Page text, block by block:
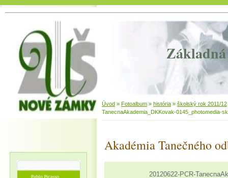
Základná
Úvod » Fotoalbum » história » školský rok 2011/12
TanecnaAkademia_DKKovak-0145_photomedia-sk
Akadémia Tanečného
20120622-PCR-